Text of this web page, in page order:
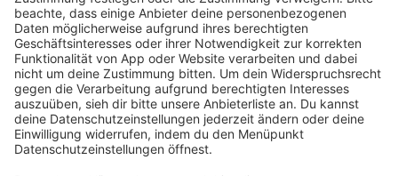
Apple Inc., ein Partnerwerbeprogramm, das für Websites
konzipiert wurde, mittels dessen durch die Platzierung
von Werbeanzeigen und Links zu
itunes.apple.com Werbekostenerstattungen verdient
werden können.
___